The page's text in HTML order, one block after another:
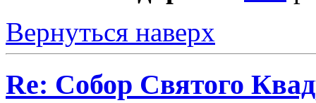
Вернуться наверх
Re: Собор Святого